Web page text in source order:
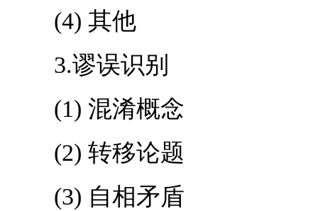
(4) 其他
3.谬误识别
(1) 混淆概念
(2) 转移论题
(3) 自相矛盾